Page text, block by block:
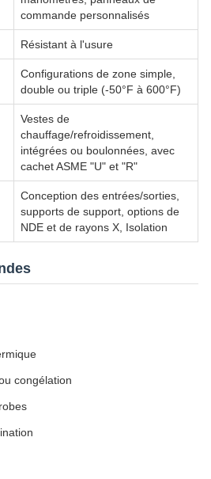
commande personnalisés
Résistant à l'usure
Configurations de zone simple,
double ou triple (-50°F à 600°F)
Vestes de
chauffage/refroidissement,
intégrées ou boulonnées, avec
cachet ASME "U" et "R"
Conception des entrées/sorties,
supports de support, options de
NDE et de rayons X, Isolation
congélation